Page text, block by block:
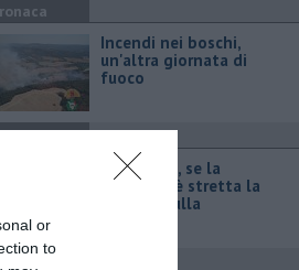
or
to
Incendi nei boschi,
un'altra giornata di
fuoco
Autovelox, se la
banchina è stretta la
multa è nulla